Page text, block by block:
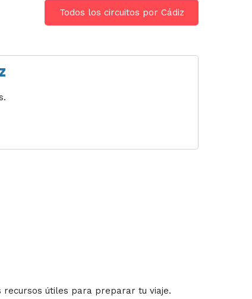
Todos los circuitos por Cádiz
recursos útiles para preparar tu viaje.